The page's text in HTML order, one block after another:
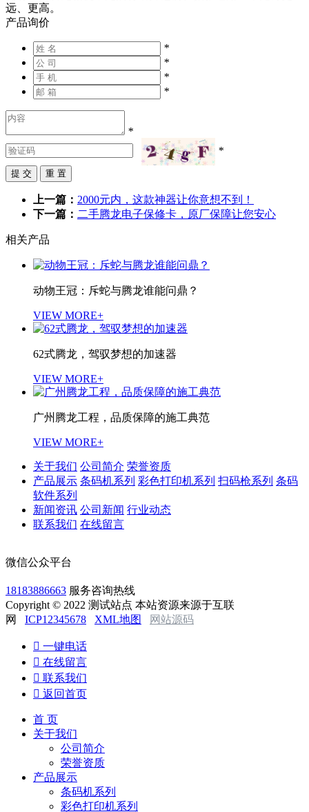
远、更高。
产品询价
*
*
*
*
*
*
上一篇： 2000元内，这款神器让你意想不到！
下一篇： 二手腾龙电子保修卡，原厂保障让您安心
相关产品
动物王冠：斥蛇与腾龙谁能问鼎？
VIEW MORE+
62式腾龙，驾驭梦想的加速器
VIEW MORE+
广州腾龙工程，品质保障的施工典范
VIEW MORE+
关于我们 公司简介 荣誉资质
产品展示 条码机系列 彩色打印机系列 扫码枪系列 条码
软件系列
新闻资讯 公司新闻 行业动态
联系我们 在线留言
微信公众平台
18183886663 服务咨询热线
Copyright © 2022 测试站点 本站资源来源于互联
网 ICP12345678 XML地图 网站源码
 一键电话
 在线留言
 联系我们
 返回首页
首 页
关于我们
公司简介
荣誉资质
产品展示
条码机系列
彩色打印机系列